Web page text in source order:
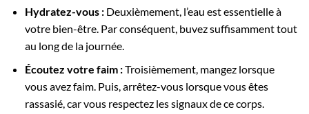
Hydratez-vous :Deuxièmement, l’eau est essentielle à
votre bien-être. Par conséquent, buvez suffisamment tout
au long de la journée.
Écoutez votre faim :Troisièmement, mangez lorsque
vous avez faim. Puis, arrêtez-vous lorsque vous êtes
rassasié, car vous respectez les signaux de ce corps.